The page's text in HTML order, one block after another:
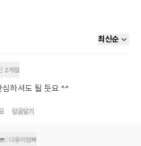
최신순
2개월
하셔도 될 듯요 ^^
답글달기
ෆ 다둥이엄빠